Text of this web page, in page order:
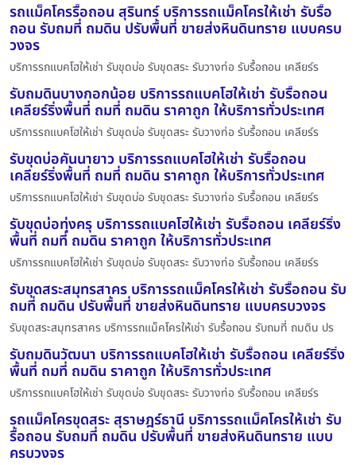
รถแม็คโครรื้อถอน สุรินทร์ บริการรถแม็คโครให้เช่า รับรื้อ
ถอน รับถมที่ ถมดิน ปรับพื้นที่ ขายส่งหินดินทราย แบบครบ
วงจร
บริการรถแบคโฮให้เช่า รับขุดบ่อ รับขุดสระ รับวางท่อ รับรื้อถอน เคลียร์ร
รับถมดินบางกอกน้อย บริการรถแบคโฮให้เช่า รับรื้อถอน
เคลียร์ริ่งพื้นที่ ถมที่ ถมดิน ราคาถูก ให้บริการทั่วประเทศ
บริการรถแบคโฮให้เช่า รับขุดบ่อ รับขุดสระ รับวางท่อ รับรื้อถอน เคลียร์ร
รับขุดบ่อคันนายาว บริการรถแบคโฮให้เช่า รับรื้อถอน
เคลียร์ริ่งพื้นที่ ถมที่ ถมดิน ราคาถูก ให้บริการทั่วประเทศ
บริการรถแบคโฮให้เช่า รับขุดบ่อ รับขุดสระ รับวางท่อ รับรื้อถอน เคลียร์ร
รับขุดบ่อทุ่งครุ บริการรถแบคโฮให้เช่า รับรื้อถอน เคลียร์ริ่ง
พื้นที่ ถมที่ ถมดิน ราคาถูก ให้บริการทั่วประเทศ
บริการรถแบคโฮให้เช่า รับขุดบ่อ รับขุดสระ รับวางท่อ รับรื้อถอน เคลียร์ร
รับขุดสระสมุทรสาคร บริการรถแม็คโครให้เช่า รับรื้อถอน รับ
ถมที่ ถมดิน ปรับพื้นที่ ขายส่งหินดินทราย แบบครบวงจร
รับขุดสระสมุทรสาคร บริการรถแม็คโครให้เช่า รับรื้อถอน รับถมที่ ถมดิน ปร
รับถมดินวัฒนา บริการรถแบคโฮให้เช่า รับรื้อถอน เคลียร์ริ่ง
พื้นที่ ถมที่ ถมดิน ราคาถูก ให้บริการทั่วประเทศ
บริการรถแบคโฮให้เช่า รับขุดบ่อ รับขุดสระ รับวางท่อ รับรื้อถอน เคลียร์ร
รถแม็คโครขุดสระ สุราษฎร์ธานี บริการรถแม็คโครให้เช่า รับ
รื้อถอน รับถมที่ ถมดิน ปรับพื้นที่ ขายส่งหินดินทราย แบบ
ครบวงจร